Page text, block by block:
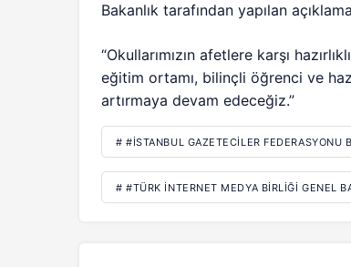
Bakanlık tarafından yapılan
“Okullarımızın afetlere karşı
eğitim ortamı, bilinçli öğrenci ve
artırmaya devam edeceğiz.”
# #İSTANBUL GAZETECILER FEDERASYONU
# #TÜRK İNTERNET MEDYA BIRLIĞI GENEL